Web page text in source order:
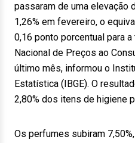
passaram de uma elevação
1,26% em fevereiro, o
0,16 ponto porcentual para
Nacional de Preços ao
último mês, informou o
Estatística (IBGE). O
2,80% dos itens de higiene
Os perfumes subiram